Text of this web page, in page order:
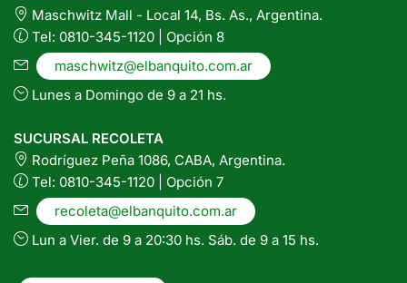
Maschwitz Mall - Local 14, Bs. As., Argentina.
Tel: 0810-345-1120 | Opción 8
maschwitz@elbanquito.com.ar
Lunes a Domingo de 9 a 21 hs.
SUCURSAL RECOLETA
Rodríguez Peña 1086, CABA, Argentina.
Tel: 0810-345-1120 | Opción 7
recoleta@elbanquito.com.ar
Lun a Vier. de 9 a 20:30 hs. Sáb. de 9 a 15 hs.